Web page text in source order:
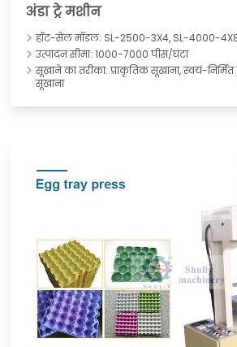
अंडा ट्रे मशीन
हॉट-सेल मॉडल: SL-2500-3X4, SL-4000-
उत्पादन सीमा: 1000-7000 पीस/घंटा
सूखाने का तरीका: प्राकृतिक सूखाना, स्वयं-निर्मित
सूखाना